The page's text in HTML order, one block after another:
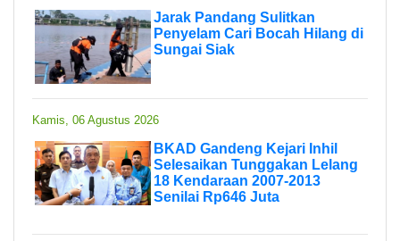
Jarak Pandang Sulitkan
Penyelam Cari Bocah Hilang di
Sungai Siak
Kamis, 06 Agustus 2026
BKAD Gandeng Kejari Inhil
Selesaikan Tunggakan Lelang
18 Kendaraan 2007-2013
Senilai Rp646 Juta